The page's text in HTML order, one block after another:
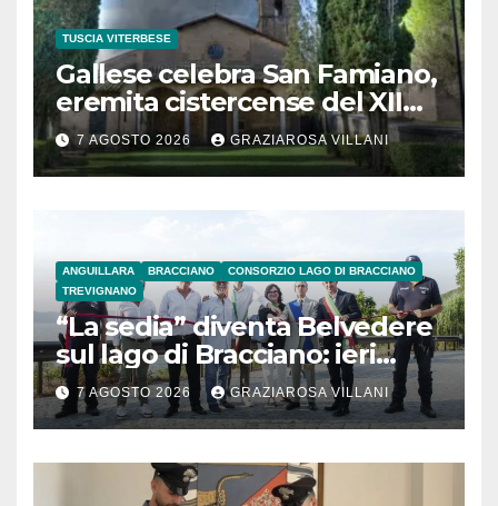
TUSCIA VITERBESE
Gallese celebra San Famiano,
eremita cistercense del XII
secolo
7 AGOSTO 2026 GRAZIAROSA VILLANI
ANGUILLARA BRACCIANO
CONSORZIO LAGO DI BRACCIANO
TREVIGNANO
“La sedia” diventa Belvedere
sul lago di Bracciano: ieri
l’inaugurazione
7 AGOSTO 2026 GRAZIAROSA VILLANI